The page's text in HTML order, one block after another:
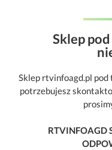
Sklep
Sklep rtvinfoagd.pl pod
potrzebujesz
RTVINFOAGD